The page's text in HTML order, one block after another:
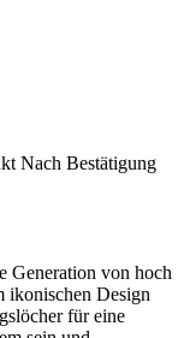
Nach Bestätigung
Generation von hoch
ikonischen Design
für eine